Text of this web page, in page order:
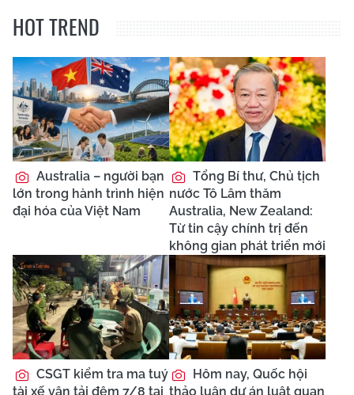
HOT TREND
Australia – người bạn
lớn trong hành trình hiện
đại hóa của Việt Nam
Tổng Bí thư, Chủ tịch
nước Tô Lâm thăm
Australia, New Zealand:
Từ tin cậy chính trị đến
không gian phát triển mới
CSGT kiểm tra ma tuý
tài xế vận tải đêm 7/8 tại
Hôm nay, Quốc hội
thảo luận dự án luật quan